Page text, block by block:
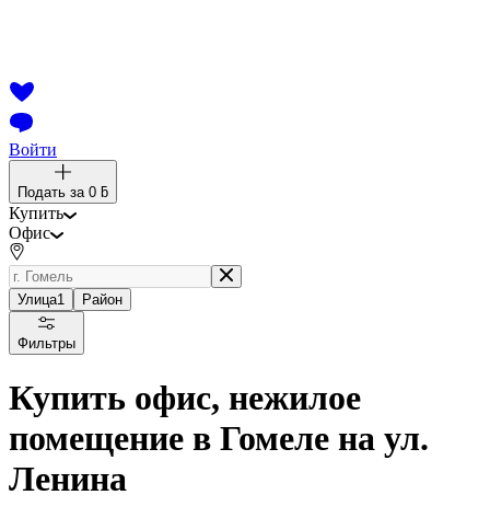
Войти
Подать за 0 ƃ
Купить
Офис
Улица1 Район
Фильтры
Купить офис, нежилое
помещение в Гомеле на ул.
Ленина